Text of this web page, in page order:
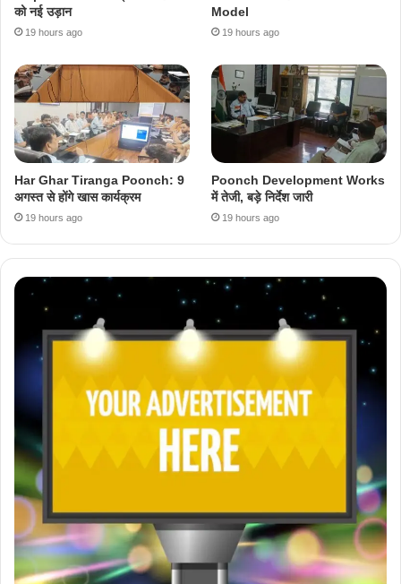
को नई उड़ान
19 hours ago
Model
19 hours ago
Har Ghar Tiranga Poonch: 9
अगस्त से होंगे खास कार्यक्रम
19 hours ago
Poonch Development Works
में तेजी, बड़े निर्देश जारी
19 hours ago